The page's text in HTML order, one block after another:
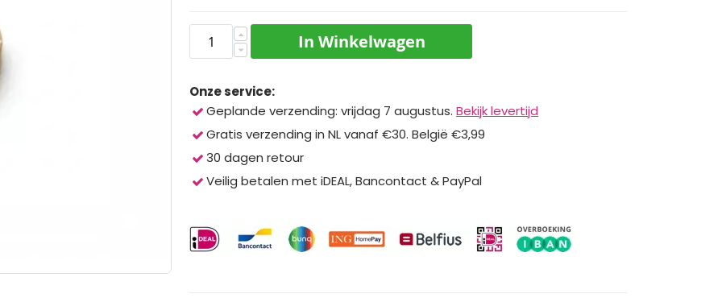
In Winkelwagen
Onze service:
Geplande verzending: vrijdag 7 augustus. Bekijk levertijd
Gratis verzending in NL vanaf €30. België €3,99
30 dagen retour
Veilig betalen met iDEAL, Bancontact & PayPal